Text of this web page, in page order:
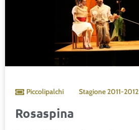
Piccolipalchi Stagione2011-2012
Rosaspina